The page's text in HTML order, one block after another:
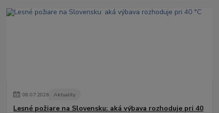
08.07.2026 Aktuality
Lesné požiare na Slovensku: aká výbava rozhoduje pri 40